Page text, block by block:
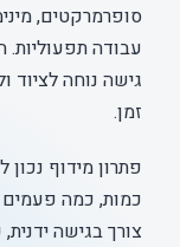
סופרמרקטים,
עבודה
גישה נוחה לציוד
זמן.
פתרון מידוף
כמות, כמה פעמים
צורך בגישה